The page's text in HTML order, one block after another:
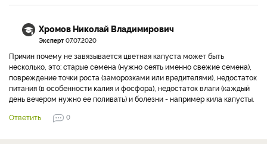
Хромов Николай Владимирович
Эксперт 07.07.2020
Причин почему не завязывается цветная капуста может быть
несколько, это: старые семена (нужно сеять именно свежие семена),
повреждение точки роста (заморозками или вредителями), недостаток
питания (в особенности калия и фосфора), недостаток влаги (каждый
день вечером нужно ее поливать) и болезни - например кила капусты.
Ответить
0